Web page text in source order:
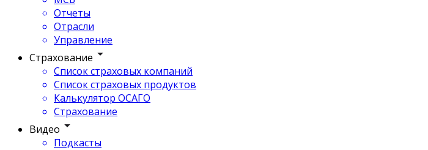
Отчеты
Отрасли
Управление
Страхование
Список страховых компаний
Список страховых продуктов
Калькулятор ОСАГО
Страхование
Видео
Подкасты